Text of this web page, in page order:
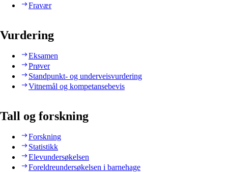
Fravær
Vurdering
Eksamen
Prøver
Standpunkt- og underveisvurdering
Vitnemål og kompetansebevis
Tall og forskning
Forskning
Statistikk
Elevundersøkelsen
Foreldreundersøkelsen i barnehage